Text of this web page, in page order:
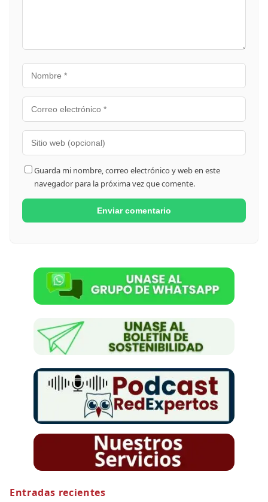
Guarda mi nombre, correo electrónico y web en este
navegador para la próxima vez que comente.
Entradas recientes